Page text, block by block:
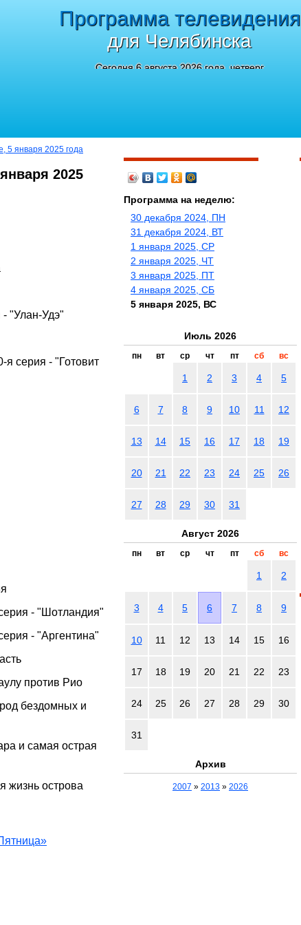
Программа телевидения
для Челябинска
Сегодня 6 августа 2026 года, четверг
5 января 2025 года
2025
- "Улан-Удэ"
я серия - "Готовит
- "Шотландия"
- "Аргентина"
против Рио
бездомных и
и самая острая
жизнь острова
Программа на неделю:
30 декабря 2024, ПН
31 декабря 2024, ВТ
1 января 2025, СР
2 января 2025, ЧТ
3 января 2025, ПТ
4 января 2025, СБ
5 января 2025, ВС
Июль 2026
пн вт ср чт пт сб вс
1 2 3 4 5
6 7 8 9 10 11 12
13 14 15 16 17 18 19
20 21 22 23 24 25 26
27 28 29 30 31
Август 2026
пн вт ср чт пт сб вс
1 2
3 4 5 6 7 8 9
10 11 12 13 14 15 16
17 18 19 20 21 22 23
24 25 26 27 28 29 30
31
Архив
2007 » 2013 » 2026